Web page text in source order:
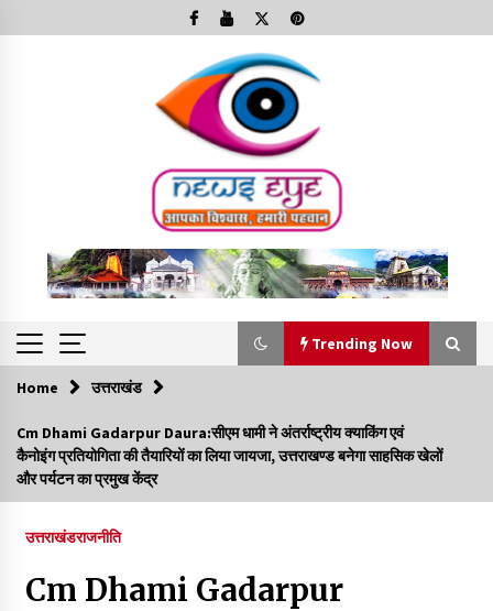
to
Trending Now
Trending Now
Minorities Rights Day : विश्व अल्पसंख्यक अधिकार दिवस
कार्यक्रम में शामिल हुए सीएम,आधुनिक मदरसों का नाम अब्दुल कलाम के नाम
पर रखने की घोषणा
September 7, 2023
Home उत्तराखंड
Cm Dhami Gadarpur Daura:सीएम धामी ने अंतर्राष्ट्रीय क्याकिंग एवं
कैनोइंग प्रतियोगिता की तैयारियों का लिया जायजा, उत्तराखण्ड बनेगा साहसिक खेलों
और पर्यटन का प्रमुख केंद्र
उत्तराखंडराजनीति
Cm Dhami Gadarpur